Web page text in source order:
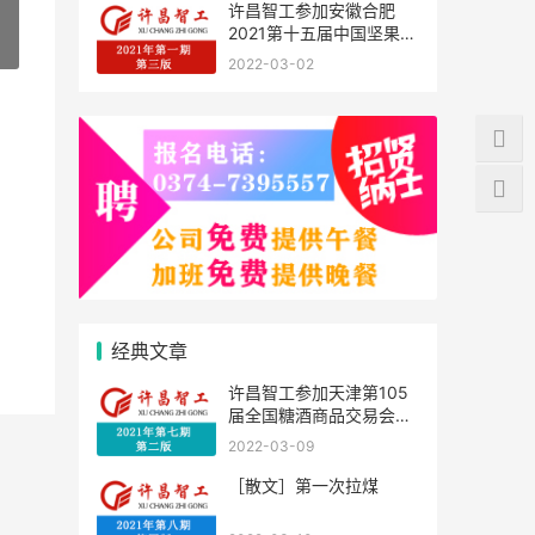
许昌智工参加安徽合肥
2021第十五届中国坚果炒
货展掠影
2022-03-02
经典文章
许昌智工参加天津第105
届全国糖酒商品交易会剪
影
2022-03-09
［散文］第一次拉煤